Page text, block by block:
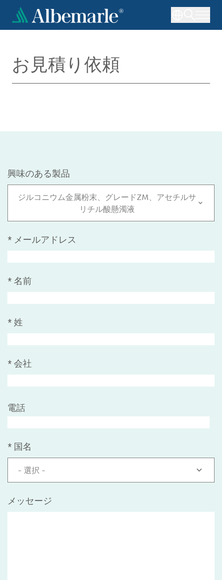
ン
お見積り依頼
興味のある製品
ジルコニウム金属粉末、グレードZM、アセチルサ
リチル酸懸濁液
* メールアドレス
* 名前
* 姓
* 会社
電話
* 国名
- 選択 -
メッセージ